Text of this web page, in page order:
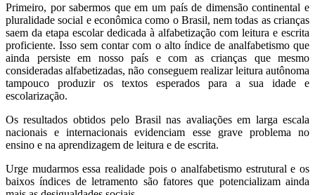
Primeiro, por sabermos que em um país de dimensão continental e
pluralidade social e econômica como o Brasil, nem todas as crianças
saem da etapa escolar dedicada à alfabetização com leitura e escrita
proficiente. Isso sem contar com o alto índice de analfabetismo que
ainda persiste em nosso país e com as crianças que mesmo
consideradas alfabetizadas, não conseguem realizar leitura autônoma
tampouco produzir os textos esperados para a sua idade e
escolarização.
Os resultados obtidos pelo Brasil nas avaliações em larga escala
nacionais e internacionais evidenciam esse grave problema no
ensino e na aprendizagem de leitura e de escrita.
Urge mudarmos essa realidade pois o analfabetismo estrutural e os
baixos índices de letramento são fatores que potencializam ainda